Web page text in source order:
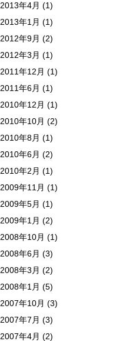
2013年4月 (1)
2013年1月 (1)
2012年9月 (2)
2012年3月 (1)
2011年12月 (1)
2011年6月 (1)
2010年12月 (1)
2010年10月 (2)
2010年8月 (1)
2010年6月 (2)
2010年2月 (1)
2009年11月 (1)
2009年5月 (1)
2009年1月 (2)
2008年10月 (1)
2008年6月 (3)
2008年3月 (2)
2008年1月 (5)
2007年10月 (3)
2007年7月 (3)
2007年4月 (2)